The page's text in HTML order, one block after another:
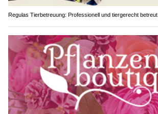
Regulas Tierbetreuung: Professionell und tiergerecht betreut